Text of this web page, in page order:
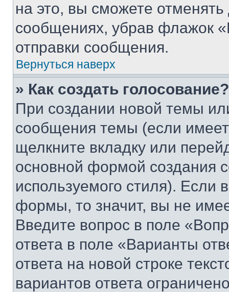
на это, вы сможете
сообщениях, убрав флажок
отправки сообщения.
Вернуться наверх
» Как создать голосование?
При создании новой темы
сообщения темы (если
щелкните вкладку или
основной формой создания
используемого стиля). Если
формы, то значит, вы не
Введите вопрос в поле
ответа в поле «Варианты
ответа на новой строке
вариантов ответа